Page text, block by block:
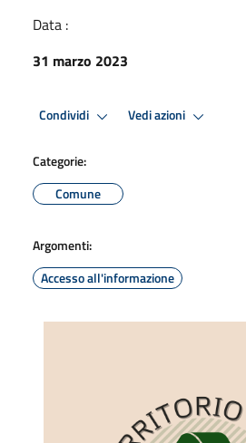
Data :
31 marzo 2023
Condividi Vedi azioni
Categorie:
Comune
Argomenti:
Accesso all'informazione